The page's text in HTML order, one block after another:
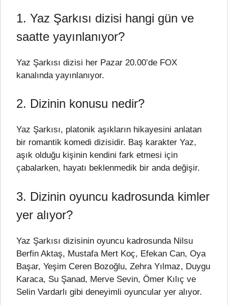
1. Yaz Şarkısı dizisi hangi gün ve
saatte yayınlanıyor?
Yaz Şarkısı dizisi her Pazar 20.00’de FOX
kanalında yayınlanıyor.
2. Dizinin konusu nedir?
Yaz Şarkısı, platonik aşıkların hikayesini anlatan
bir romantik komedi dizisidir. Baş karakter Yaz,
aşık olduğu kişinin kendini fark etmesi için
çabalarken, hayatı beklenmedik bir anda değişir.
3. Dizinin oyuncu kadrosunda kimler
yer alıyor?
Yaz Şarkısı dizisinin oyuncu kadrosunda Nilsu
Berfin Aktaş, Mustafa Mert Koç, Efekan Can, Oya
Başar, Yeşim Ceren Bozoğlu, Zehra Yılmaz, Duygu
Karaca, Su Şanad, Merve Sevin, Ömer Kılıç ve
Selin Vardarlı gibi deneyimli oyuncular yer alıyor.